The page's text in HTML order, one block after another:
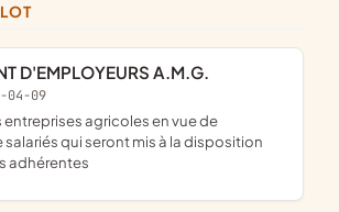
D'EMPLOYEURS A.M.G.
04-09
qui seront mis à la disposition
adhérentes